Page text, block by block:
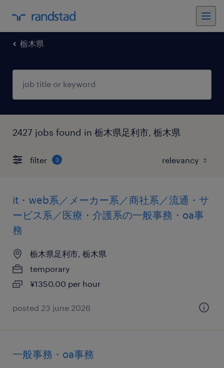
栃木県
2427 jobs found in 栃木県足利市, 栃木県
filter 3
it・web系／メーカー系／商社系／流通・サ
ービス系／医療・介護系の一般事務・oa事
務
栃木県足利市, 栃木県
temporary
¥1350.00 per hour
posted 23 june 2026
一般事務・oa事務